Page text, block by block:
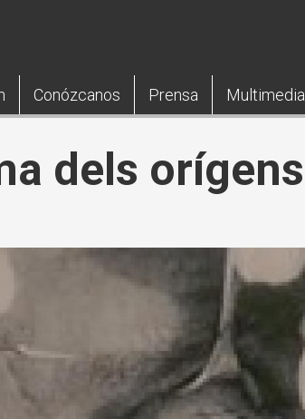
Conózcanos Prensa Multimedia
dels orígens